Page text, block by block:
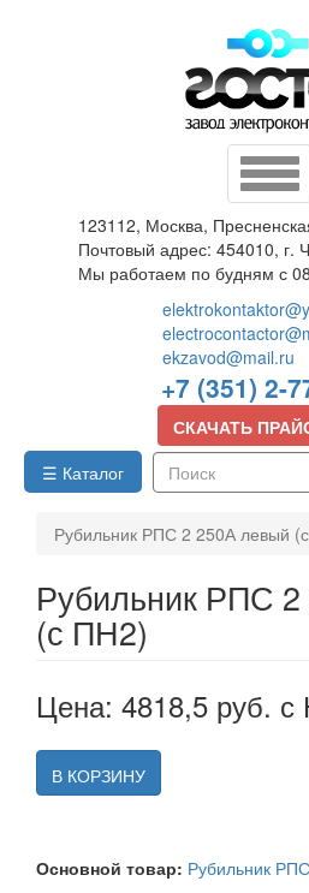
Toggle
123112, Москва,
Почтовый адрес: 454010, г.
Мы работаем по будням с
ekzavod@mail.ru
+7 (351) 2-
СКАЧАТЬ
☰ Каталог
Рубильник РПС 2 250А левый
Рубильник РПС
(с ПН2)
Цена: 4818,5 руб.
В КОРЗИНУ
Основной товар: Рубильник